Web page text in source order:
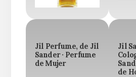
Jil Perfume, de Jil
Sander · Perfume
de Mujer
Jil
de